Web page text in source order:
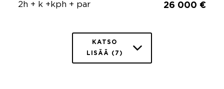
2h + k +kph + par 26 000 €
KATSO
LISÄÄ (7)